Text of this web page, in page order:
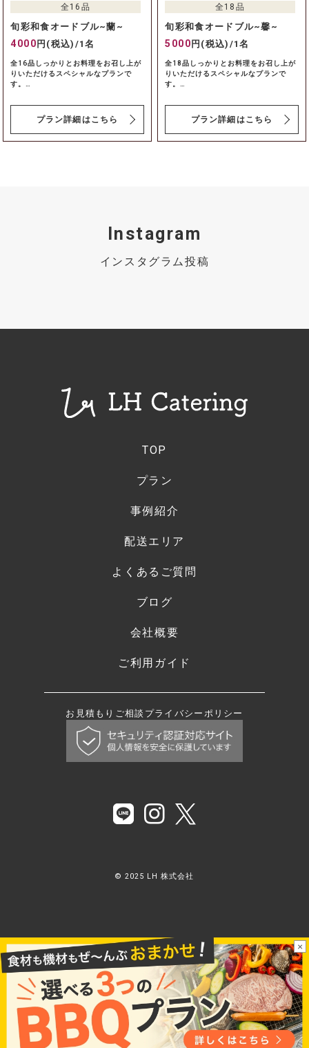
全16品
旬彩和食オードブル~蘭~
4000 円(税込)/1名
全16品しっかりとお料理をお召し上が
りいただけるスペシャルなプランで
す。…
プラン詳細はこちら
全18品
旬彩和食オードブル~馨~
5000 円(税込)/1名
全18品しっかりとお料理をお召し上が
りいただけるスペシャルなプランで
す。…
プラン詳細はこちら
Instagram
インスタグラム投稿
TOP
プラン
事例紹介
配送エリア
よくあるご質問
ブログ
会社概要
ご利用ガイド
お見積もり ご相談 プライバシーポリシー
© 2025 LH 株式会社
×